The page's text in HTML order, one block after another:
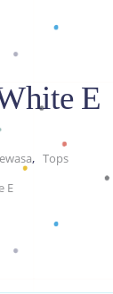
E
, Tops
E